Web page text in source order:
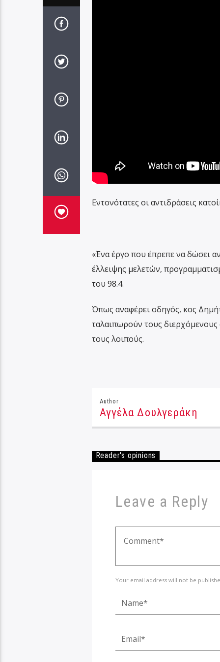
Εντονότατες οι αντιδράσεις
«Ένα έργο που έπρεπε να δώσει
έλλειψης μελετών,
του 98.4.
Όπως αναφέρει οδηγός, κος
ταλαιπωρούν τους
τους λοιπούς.
Author
Αγγέλα Δουλγεράκη
Reader's opinions
Leave a Reply
Your email address will not be